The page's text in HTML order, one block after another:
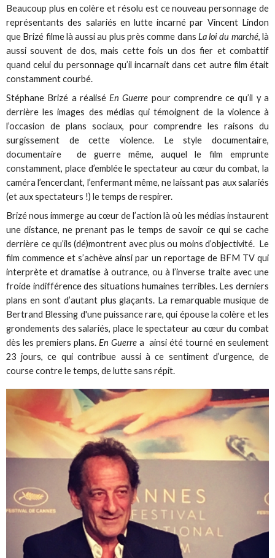
Beaucoup plus en colère et résolu est ce nouveau personnage de
représentants des salariés en lutte incarné par Vincent Lindon
que Brizé filme là aussi au plus près comme dans La loi du marché, là
aussi souvent de dos, mais cette fois un dos fier et combattif
quand celui du personnage qu’il incarnait dans cet autre film était
constamment courbé.
Stéphane Brizé a réaliséEn Guerre pour comprendre ce qu’il y a
derrière les images des médias qui témoignent de la violence à
l’occasion de plans sociaux, pour comprendre les raisons du
surgissement de cette violence. Le style documentaire,
documentaire de guerre même, auquel le film emprunte
constamment, place d’emblée le spectateur au cœur du combat, la
caméra l’encerclant, l’enfermant même, ne laissant pas aux salariés
(et aux spectateurs !) le temps de respirer.
Brizé nous immerge au cœur de l’action là où les médias instaurent
une distance, ne prenant pas le temps de savoir ce qui se cache
derrière ce qu’ils (dé)montrent avec plus ou moins d’objectivité. Le
film commence et s’achève ainsi par un reportage de BFM TV qui
interprète et dramatise à outrance, ou à l’inverse traite avec une
froide indifférence des situations humaines terribles. Les derniers
plans en sont d’autant plus glaçants. La remarquable musique de
Bertrand Blessing d'une puissance rare, qui épouse la colère et les
grondements des salariés, place le spectateur au cœur du combat
dès les premiers plans.En Guerre a ainsi été tourné en seulement
23 jours, ce qui contribue aussi à ce sentiment d’urgence, de
course contre le temps, de lutte sans répit.